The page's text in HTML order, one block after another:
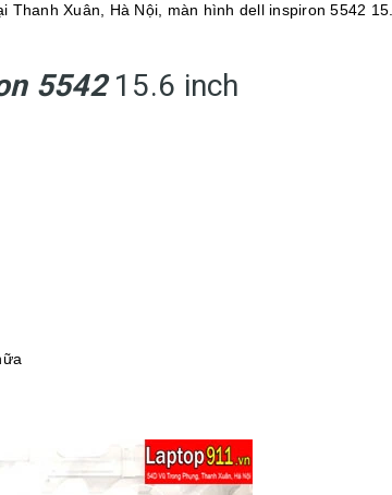
Thanh Xuân, Hà Nội, màn hình dell inspiron 5542
554215.6 inch